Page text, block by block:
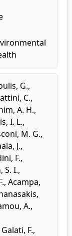
G.,
C.,
A. H.,
I. L.,
M. G.,
J.,
F.,
S. I.,
, Acampa,
A.,
Galati, F.,